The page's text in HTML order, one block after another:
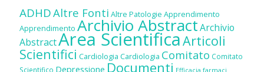
ADHDAltre Fonti Altre Patologie Apprendimento
Apprendimento Archivio AbstractArchivio
AbstractArea ScientificaArticoli
Scientifici Cardiologia Cardiologia Comitato Comitato
Scientifico Depressione Documenti